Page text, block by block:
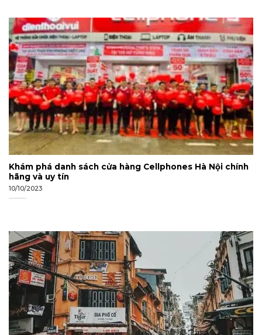
Khám phá danh sách cửa hàng Cellphones Hà Nội chính
hãng và uy tín
10/10/2023